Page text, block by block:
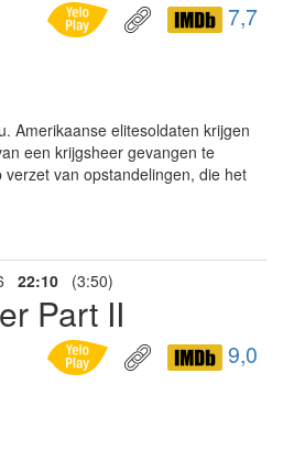
7,7
Amerikaanse elitesoldaten krijgen
een krijgsheer gevangen te
van opstandelingen, die het
22:10 (3:50)
Part II
9,0